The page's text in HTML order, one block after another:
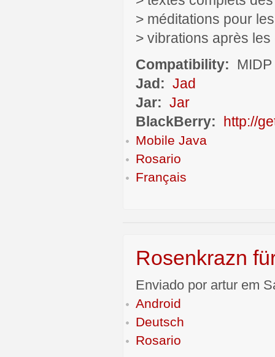
> méditations pour
> vibrations après
Compatibility:
Jad: Jad
Jar: Jar
BlackBerry:
http://
Mobile Java
Rosario
Français
Rosenkrazn
Enviado por artur em
Android
Deutsch
Rosario